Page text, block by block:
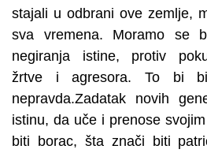
stajali u odbrani ove zemlje,
sva vremena. Moramo se
negiranja istine, protiv
žrtve i agresora. To bi
nepravda.Zadatak novih
istinu, da uče i prenose
biti borac, šta znači biti